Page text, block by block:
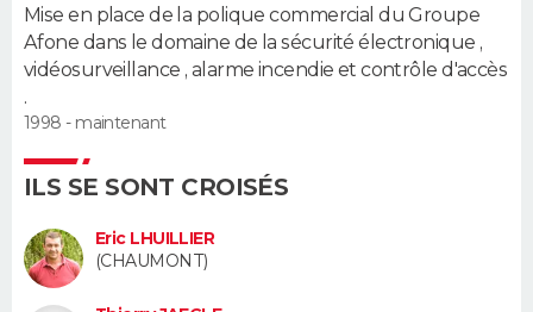
GUIDES D'ACHAT
BONS PLANS
CARTE DE VOEUX
Carte de Noël
Carte Bonne année
Carte Saint-Valentin
Carte Pâques
Carte d'anniversaire
DICTIONNAIRE
PROGRAMME TV
COPAINS D'AVANT
Mise en place de la polique commercial du Groupe
Afone dans le domaine de la sécurité électronique ,
vidéosurveillance , alarme incendie et contrôle d'accès
.
1998 - maintenant
ILS SE SONT CROISÉS
Eric LHUILLIER
(CHAUMONT)